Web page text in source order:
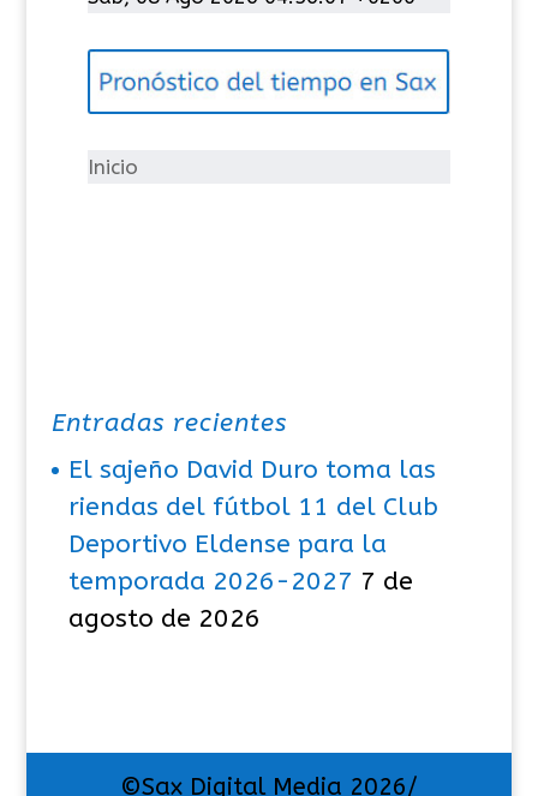
g
íInicio
Entradas recientes
El sajeño David Duro toma las
riendas del fútbol 11 del Club
Deportivo Eldense para la
temporada 2026-2027 7 de
agosto de 2026
©Sax Digital Media 2026/